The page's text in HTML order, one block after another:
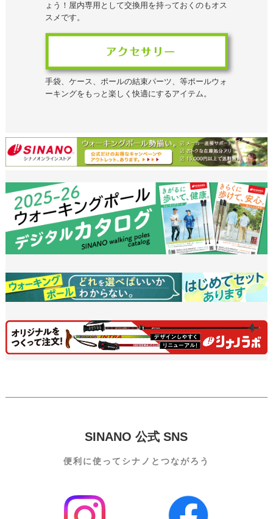
ょう！屋内専用として交換用を持っておくのもオス
スメです。
手袋、ケース、ポールの結束パーツ、等ポールウォ
ーキングをもっと楽しく快適にするアイテム。
SINANO 公式 SNS
便利に使って シナノとつながろう